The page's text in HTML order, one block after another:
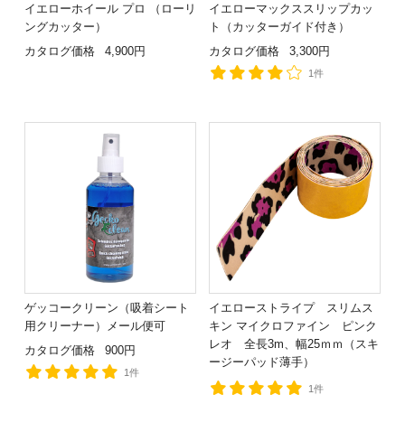
イエローホイール プロ （ローリ
ングカッター）
カタログ価格
4,900円
イエローマックススリップカッ
ト（カッターガイド付き）
カタログ価格
3,300円
1件
ゲッコークリーン（吸着シート
用クリーナー）メール便可
カタログ価格
900円
1件
イエローストライプ スリムス
キン マイクロファイン ピンク
レオ 全長3m、幅25ｍｍ（スキ
ージーパッド薄手）
1件